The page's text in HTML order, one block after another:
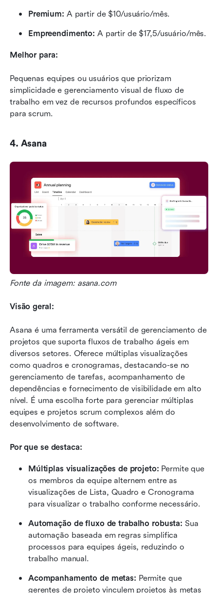
Premium: A partir de $10/usuário/mês.
Empreendimento: A partir de $17,5/usuário/mês.
Melhor para:
Pequenas equipes ou usuários que priorizam
simplicidade e gerenciamento visual de fluxo de
trabalho em vez de recursos profundos específicos
para scrum.
4. Asana
Fonte da imagem: asana.com
Visão geral:
Asana é uma ferramenta versátil de gerenciamento de
projetos que suporta fluxos de trabalho ágeis em
diversos setores. Oferece múltiplas visualizações
como quadros e cronogramas, destacando-se no
gerenciamento de tarefas, acompanhamento de
dependências e fornecimento de visibilidade em alto
nível. É uma escolha forte para gerenciar múltiplas
equipes e projetos scrum complexos além do
desenvolvimento de software.
Por que se destaca:
Múltiplas visualizações de projeto: Permite que
os membros da equipe alternem entre as
visualizações de Lista, Quadro e Cronograma
para visualizar o trabalho conforme necessário.
Automação de fluxo de trabalho robusta: Sua
automação baseada em regras simplifica
processos para equipes ágeis, reduzindo o
trabalho manual.
Acompanhamento de metas: Permite que
gerentes de projeto vinculem projetos às metas